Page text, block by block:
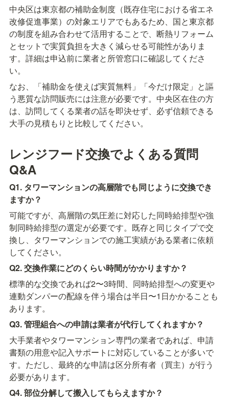
中央区は東京都の補助金制度（既存住宅における省エネ
改修促進事業）の対象エリアでもあるため、国と東京都
の制度を組み合わせて活用することで、断熱リフォーム
とセットで実質負担を大きく減らせる可能性がありま
す。詳細は申込前に業者と所管窓口に確認してくださ
い。
なお、「補助金を使えば実質無料」「今だけ限定」と謳
う悪質な訪問販売には注意が必要です。中央区在住の方
は、訪問してくる業者の話を即決せず、必ず信頼できる
大手の見積もりと比較してください。
レンジフード交換でよくある質問
Q&A
Q1. タワーマンションの高層階でも同じように交換でき
ますか？
可能ですが、高層階の気圧差に対応した同時給排型や強
制同時給排型の選定が必要です。既存と同じタイプで交
換し、タワーマンションでの施工実績がある業者に依頼
してください。
Q2. 交換作業にどのくらい時間がかかりますか？
標準的な交換であれば2〜3時間、同時給排型への変更や
連動ダンパーの配線を伴う場合は半日〜1日かかることも
あります。
Q3. 管理組合への申請は業者が代行してくれますか？
大手業者やタワーマンション専門の業者であれば、申請
書類の用意や記入サポートに対応していることが多いで
す。ただし、最終的な申請は区分所有者（買主）が行う
必要があります。
Q4. 部位分解して搬入してもらえますか？